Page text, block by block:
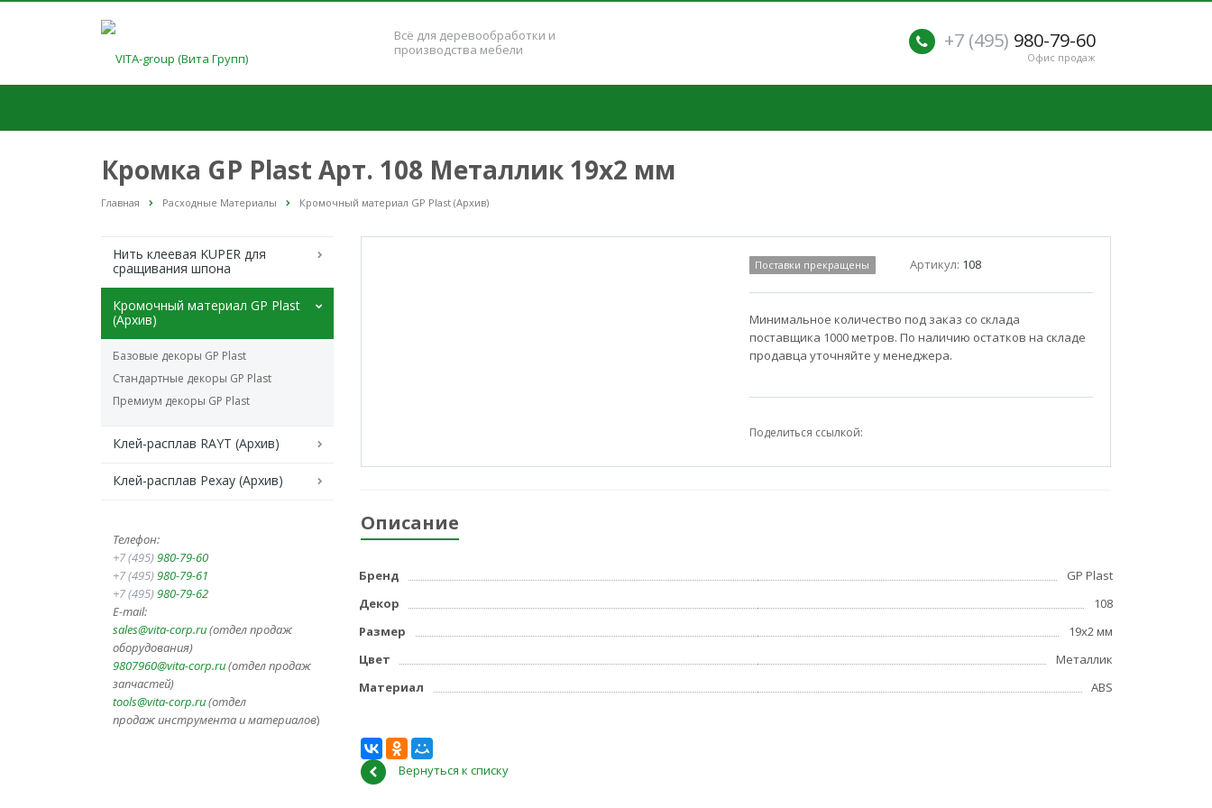
Всё для деревообработки и
производства мебели
+7 (495) 980-79-60
Офис продаж
Кромка GP Plast Арт. 108 Металлик 19x2 мм
Главная Расходные Материалы Кромочный материал GP Plast (Архив)
Нить клеевая KUPER для
сращивания шпона
Кромочный материал GP Plast
(Архив)
Базовые декоры GP Plast
Стандартные декоры GP Plast
Премиум декоры GP Plast
Клей-расплав RAYT (Архив)
Клей-расплав Рехау (Архив)
Телефон:
+7 (495) 980-79-60
+7 (495) 980-79-61
+7 (495) 980-79-62
E-mail:
sales@vita-corp.ru(отдел продаж
оборудования)
9807960@vita-corp.ru(отдел продаж
запчастей)
tools@vita-corp.ru(отдел
продаж инструмента иматериалов)
Поставки прекращены Артикул: 108
Минимальное количество под заказ со склада
поставщика 1000 метров. По наличию остатков на складе
продавца уточняйте у менеджера.
Поделиться ссылкой:
Описание
Бренд
GP Plast
Декор
108
Размер
19x2 мм
Цвет
Металлик
Материал
ABS
Вернуться к списку